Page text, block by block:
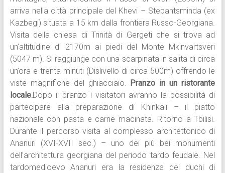
arriva nella città principale del Khevi – Stepantsminda (ex
Kazbegi) situata a 15 km dalla frontiera Russo-Georgiana.
Visita della chiesa di Trinità di Gergeti che si trova ad
un’altitudine di 2170m ai piedi del Monte Mkinvartsveri
(5047 m). Si raggiunge con una scarpinata in salita di circa
un’ora e trenta minuti (Dislivello di circa 500m) offrendo le
viste magnifiche del ghiacciaio. Pranzo in un ristorante
locale.Dopo il pranzo i visitatori avranno la possibilità di
partecipare alla preparazione di Khinkali – il piatto
nazionale con pasta e carne macinata. Ritorno a Tbilisi.
Durante il percorso visita al complesso architettonico di
Ananuri (XVI-XVII sec.) – uno dei più bei monumenti
dell’architettura georgiana del periodo tardo feudale. Nel
tardomedioevo Ananuri era la residenza dei duchi di